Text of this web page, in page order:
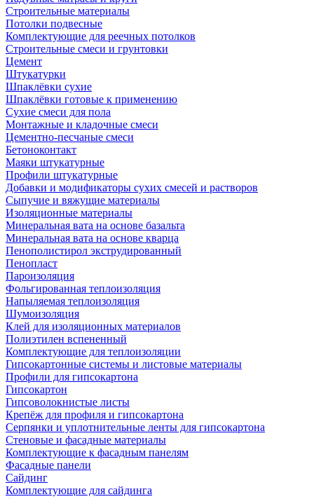
Строительные материалы
Потолки подвесные
Комплектующие для реечных потолков
Строительные смеси и грунтовки
Цемент
Штукатурки
Шпаклёвки сухие
Шпаклёвки готовые к применению
Сухие смеси для пола
Монтажные и кладочные смеси
Цементно-песчаные смеси
Бетоноконтакт
Маяки штукатурные
Профили штукатурные
Добавки и модификаторы сухих смесей и растворов
Сыпучие и вяжущие материалы
Изоляционные материалы
Минеральная вата на основе базальта
Минеральная вата на основе кварца
Пенополистирол экструдированный
Пенопласт
Пароизоляция
Фольгированная теплоизоляция
Напыляемая теплоизоляция
Шумоизоляция
Клей для изоляционных материалов
Полиэтилен вспененный
Комплектующие для теплоизоляции
Гипсокартонные системы и листовые материалы
Профили для гипсокартона
Гипсокартон
Гипсоволокнистые листы
Крепёж для профиля и гипсокартона
Серпянки и уплотнительные ленты для гипсокартона
Стеновые и фасадные материалы
Комплектующие к фасадным панелям
Фасадные панели
Сайдинг
Комплектующие для сайдинга